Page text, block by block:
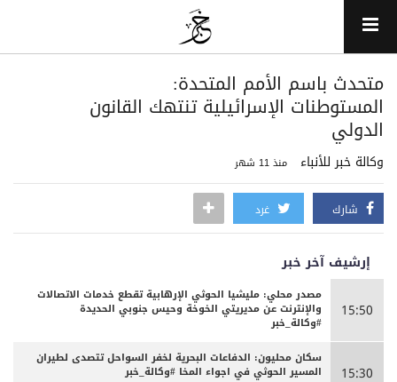
متحدث باسم ‎الأمم المتحدة:
المستوطنات الإسرائيلية تنتهك القانون
الدولي
وكالة خبر للأنباء منذ 11 شهر
شارك غرد
إرشيف آخر خبر
15:50
مصدر محلي: مليشيا الحوثي الإرهابية تقطع خدمات الاتصالات
والإنترنت عن مديريتي الخوخة وحيس جنوبي الحديدة
#وكالة_خبر
15:30
سكان محليون: الدفاعات البحرية لخفر السواحل تتصدى لطيران
المسير الحوثي في اجواء المخا #وكالة_خبر